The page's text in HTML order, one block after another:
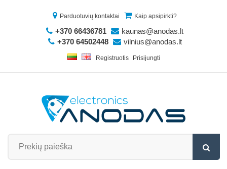
Parduotuvių kontaktai Kaip apsipirkti?
+370 66436781
kaunas@anodas.lt
+370 64502448
vilnius@anodas.lt
Registruotis Prisijungti